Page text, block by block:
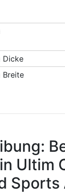
Dicke
Breite
Ultim
Sports